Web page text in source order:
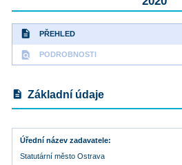
description PŘEHLED
find_in_page PODROBNOSTI
description Základní údaje
Úřední název zadavatele
Statutární město Ostrava